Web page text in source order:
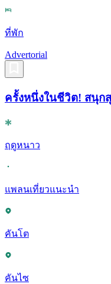
ที่พัก
Advertorial
ครั้งหนึ่งในชีวิต! สนุ
ฤดูหนาว
แพลนเที่ยวแนะนำ
คันโต
คันไซ